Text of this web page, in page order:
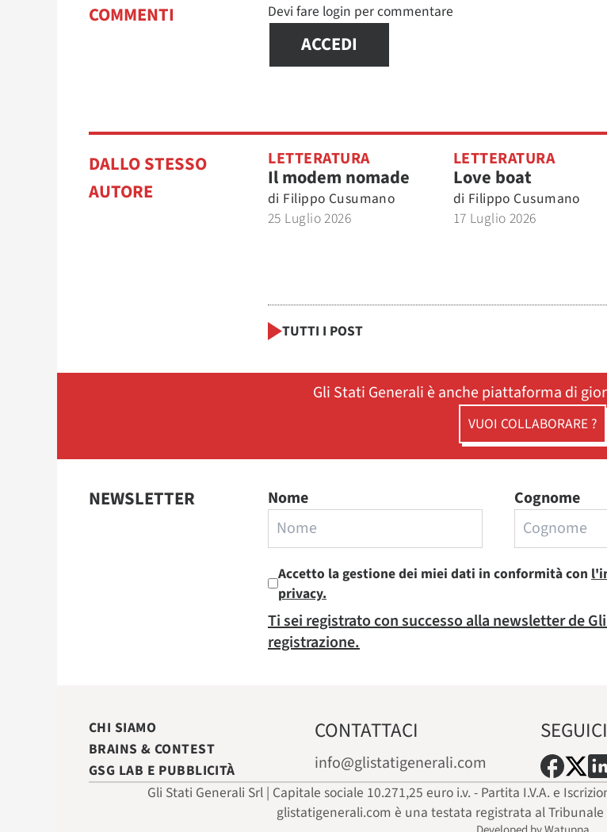
COMMENTI Devi fare login per commentare
ACCEDI
DALLO STESSO
AUTORE
LETTERATURA
Il modem nomade
di Filippo Cusumano
25 Luglio 2026
LETTERATURA
Love boat
di Filippo Cusumano
17 Luglio 2026
TUTTI I POST
Gli Stati Generali è anche piattaforma di
VUOI COLLABORARE ?
NEWSLETTER Nome Cognome
Accetto la gestione dei miei dati in conformità con
privacy.
Ti sei registrato con successo alla newsletter de
registrazione.
CHI SIAMO
BRAINS & CONTEST
GSG LAB E PUBBLICITÀ
CONTATTACI
info@glistatigenerali.com
Gli Stati Generali Srl | Capitale sociale 10.271,25 euro i.v. - Partita I.V.A. e
glistatigenerali.com è una testata registrata al